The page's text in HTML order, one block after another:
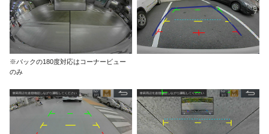
※バックの180度対応はコーナービュー
のみ